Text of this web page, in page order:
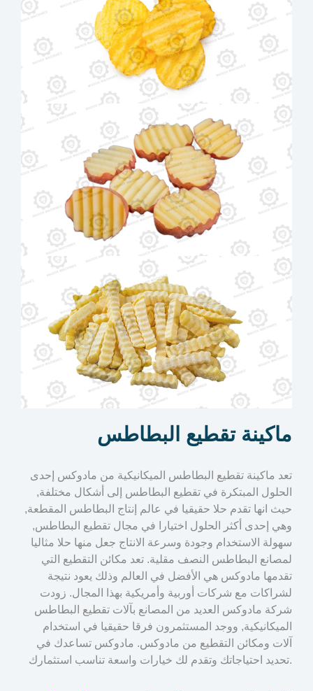
ماكينة تقطيع البطاطس
تعد ماكينة تقطيع البطاطس الميكانيكية من مادوكس إحدى
الحلول المبتكرة في تقطيع البطاطس إلى أشكال مختلفة,
حيث انها تقدم حلا حقيقيا في عالم إنتاج البطاطس المقطعة,
وهي إحدى أكثر الحلول اختيارا في مجال تقطيع البطاطس,
سهولة الاستخدام وجودة وسرعة الانتاج جعل منها حلا مثاليا
لمصانع البطاطس النصف مقلية. تعد مكائن التقطيع التي
تقدمها مادوكس هي الأفضل في العالم وذلك يعود نتيجة
لشراكات مع شركات أوربية وأمريكية بهذا المجال. زودت
شركة مادوكس العديد من المصانع بآلات تقطيع البطاطس
الميكانيكية, ووجد المستثمرون فرقا حقيقيا في استخدام
آلات ومكائن التقطيع من مادوكس. مادوكس تساعدك في
تحديد احتياجاتك وتقدم لك خيارات واسعة تناسب استثمارك.